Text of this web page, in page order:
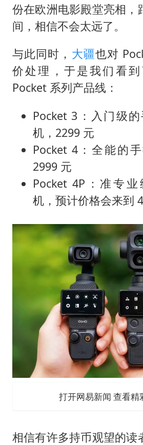
奋进开新
份在欧洲电影殿堂亮相，
间，相信不会太远了。
与此同时， 大疆也对
价处理，于是我们看
Pocket 系列产品线：
Pocket 3：入门级
机，2299 元
Pocket 4：全能的
2999 元
Pocket 4P：准专
机，预计价格会来到
打开网易新闻 查看精
相信有许多持币观望的读